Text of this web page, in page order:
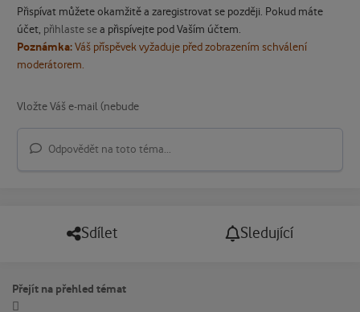
Přispívat můžete okamžitě a zaregistrovat se později. Pokud máte
účet, přihlaste sea přispívejte pod Vaším účtem.
Poznámka:Váš příspěvek vyžaduje před zobrazením schválení
moderátorem.
Odpovědět na toto téma...
Sdílet Sledující
Přejít na přehled témat